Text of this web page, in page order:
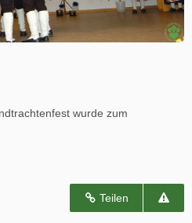
wurde zum
Teilen